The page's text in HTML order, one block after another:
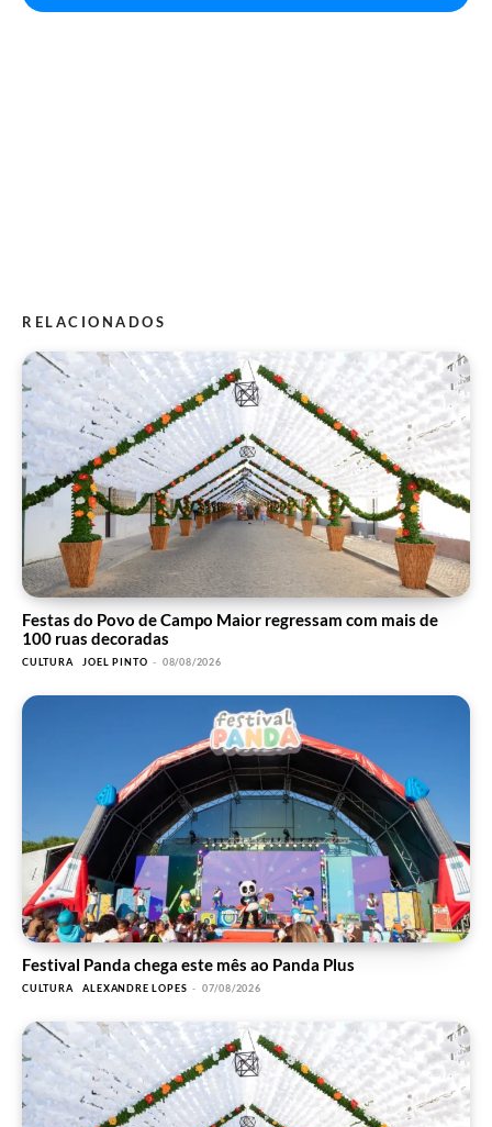
RELACIONADOS
Festas do Povo de Campo Maior regressam com mais de
100 ruas decoradas
CULTURA JOEL PINTO - 08/08/2026
Festival Panda chega este mês ao Panda Plus
CULTURA ALEXANDRE LOPES - 07/08/2026